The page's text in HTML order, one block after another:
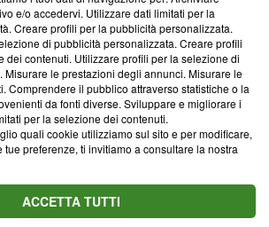
247.845.224, Via Carlo Frasca, 3 - 6900
Tel:+39 0690258937
e/o accedervi. Utilizzare dati limitati per la
Creare profili per la pubblicità personalizzata.
di pubblicità personalizzata. Creare profili
dei contenuti. Utilizzare profili per la selezione di
Misurare le prestazioni degli annunci. Misurare le
Comprendere il pubblico attraverso statistiche o la
da fonti diverse. Sviluppare e migliorare i
per la selezione dei contenuti.
quali cookie utilizziamo sul sito e per modificare,
preferenze, ti invitiamo a consultare la nostra
ACCETTA TUTTI